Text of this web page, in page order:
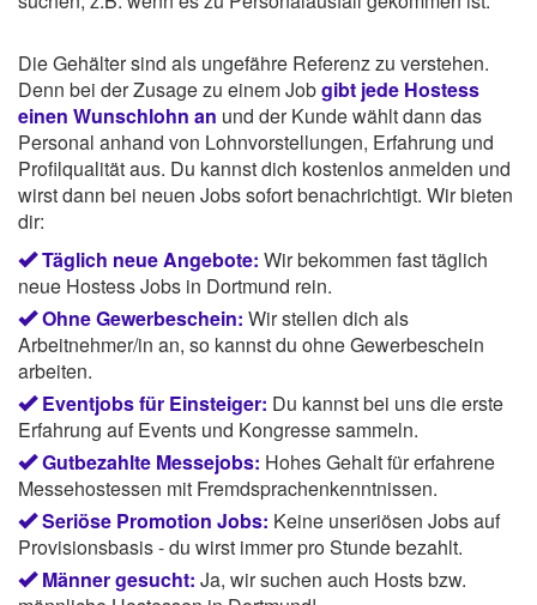
Die Gehälter sind als ungefähre Referenz zu verstehen.
Denn bei der Zusage zu einem Jobgibt jede Hostess
einen Wunschlohn an und der Kunde wählt dann das
Personal anhand von Lohnvorstellungen, Erfahrung und
Profilqualität aus. Du kannst dich kostenlos anmelden und
wirst dann bei neuen Jobs sofort benachrichtigt. Wir bieten
dir:
Täglich neue Angebote: Wir bekommen fast täglich
neue Hostess Jobs in Dortmund rein.
Ohne Gewerbeschein: Wir stellen dich als
Arbeitnehmer/in an, so kannst du ohne Gewerbeschein
arbeiten.
Eventjobs für Einsteiger: Du kannst bei uns die erste
Erfahrung auf Events und Kongresse sammeln.
Gutbezahlte Messejobs: Hohes Gehalt für erfahrene
Messehostessen mit Fremdsprachenkenntnissen.
Seriöse Promotion Jobs: Keine unseriösen Jobs auf
Provisionsbasis - du wirst immer pro Stunde bezahlt.
Männer gesucht: Ja, wir suchen auch Hosts bzw.